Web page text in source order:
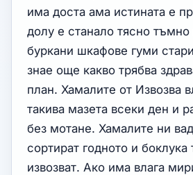
има доста ама истината е
долу е станало тясно тъмно
буркани шкафове гуми
знае още какво трябва
план. Хамалите от Извозва
такива мазета всеки ден и
без мотане. Хамалите ни
сортират годното и боклука
извозват. Ако има влага